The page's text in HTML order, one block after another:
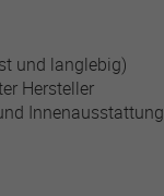
und langlebig)
Hersteller
Innenausstattung